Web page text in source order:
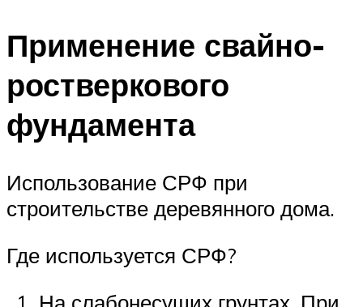
Применение свайно-
ростверкового
фундамента
Использование СРФ при
строительстве деревянного дома.
Где используется СРФ?
На слабонесущих грунтах. При